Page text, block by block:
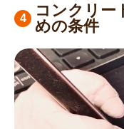
コンクリー
めの条件